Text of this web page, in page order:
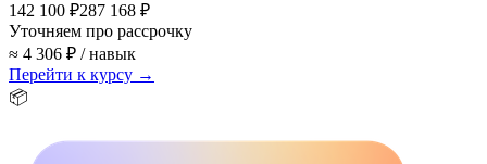
142 100 ₽287 168 ₽
Уточняем про рассрочку
≈ 4 306 ₽ / навык
Перейти к курсу →
📦